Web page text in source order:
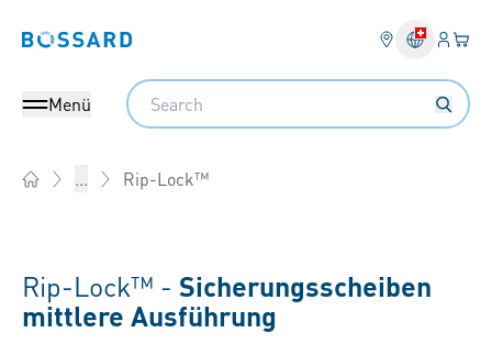
Bossard homepage Ihr
Menü
Search
... Rip-Lock™
Rip-Lock™ - Sicherungsscheiben
mittlere Ausführung